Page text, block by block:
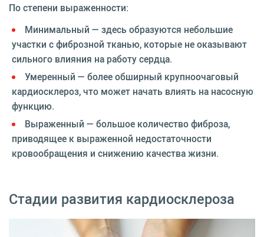
По степени выраженности:
Минимальный — здесь образуются небольшие
участки с фиброзной тканью, которые не оказывают
сильного влияния на работу сердца.
Умеренный — более обширный крупноочаговый
кардиосклероз, что может начать влиять на насосную
функцию.
Выраженный — большое количество фиброза,
приводящее к выраженной недостаточности
кровообращения и снижению качества жизни.
Стадии развития кардиосклероза